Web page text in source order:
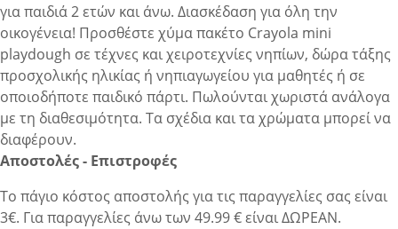
για παιδιά 2 ετών και άνω. Διασκέδαση για όλη την
οικογένεια! Προσθέστε χύμα πακέτο Crayola mini
playdough σε τέχνες και χειροτεχνίες νηπίων, δώρα τάξης
προσχολικής ηλικίας ή νηπιαγωγείου για μαθητές ή σε
οποιοδήποτε παιδικό πάρτι. Πωλούνται χωριστά ανάλογα
με τη διαθεσιμότητα. Τα σχέδια και τα χρώματα μπορεί να
διαφέρουν.
Αποστολές - Επιστροφές
Το πάγιο κόστος αποστολής για τις παραγγελίες σας είναι
3€. Για παραγγελίες άνω των 49.99 € είναι ΔΩΡΕΑΝ.